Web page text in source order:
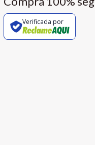
Verificada por